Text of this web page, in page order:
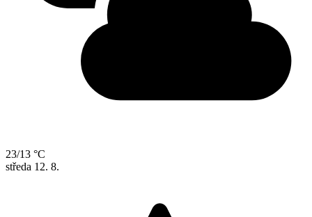
23/13 °C
středa 12. 8.